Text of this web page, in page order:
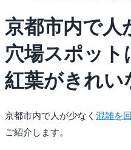
京都市内で人
穴場スポット
紅葉がきれい
京都市内で人が少なく 混雑を
ご紹介します。